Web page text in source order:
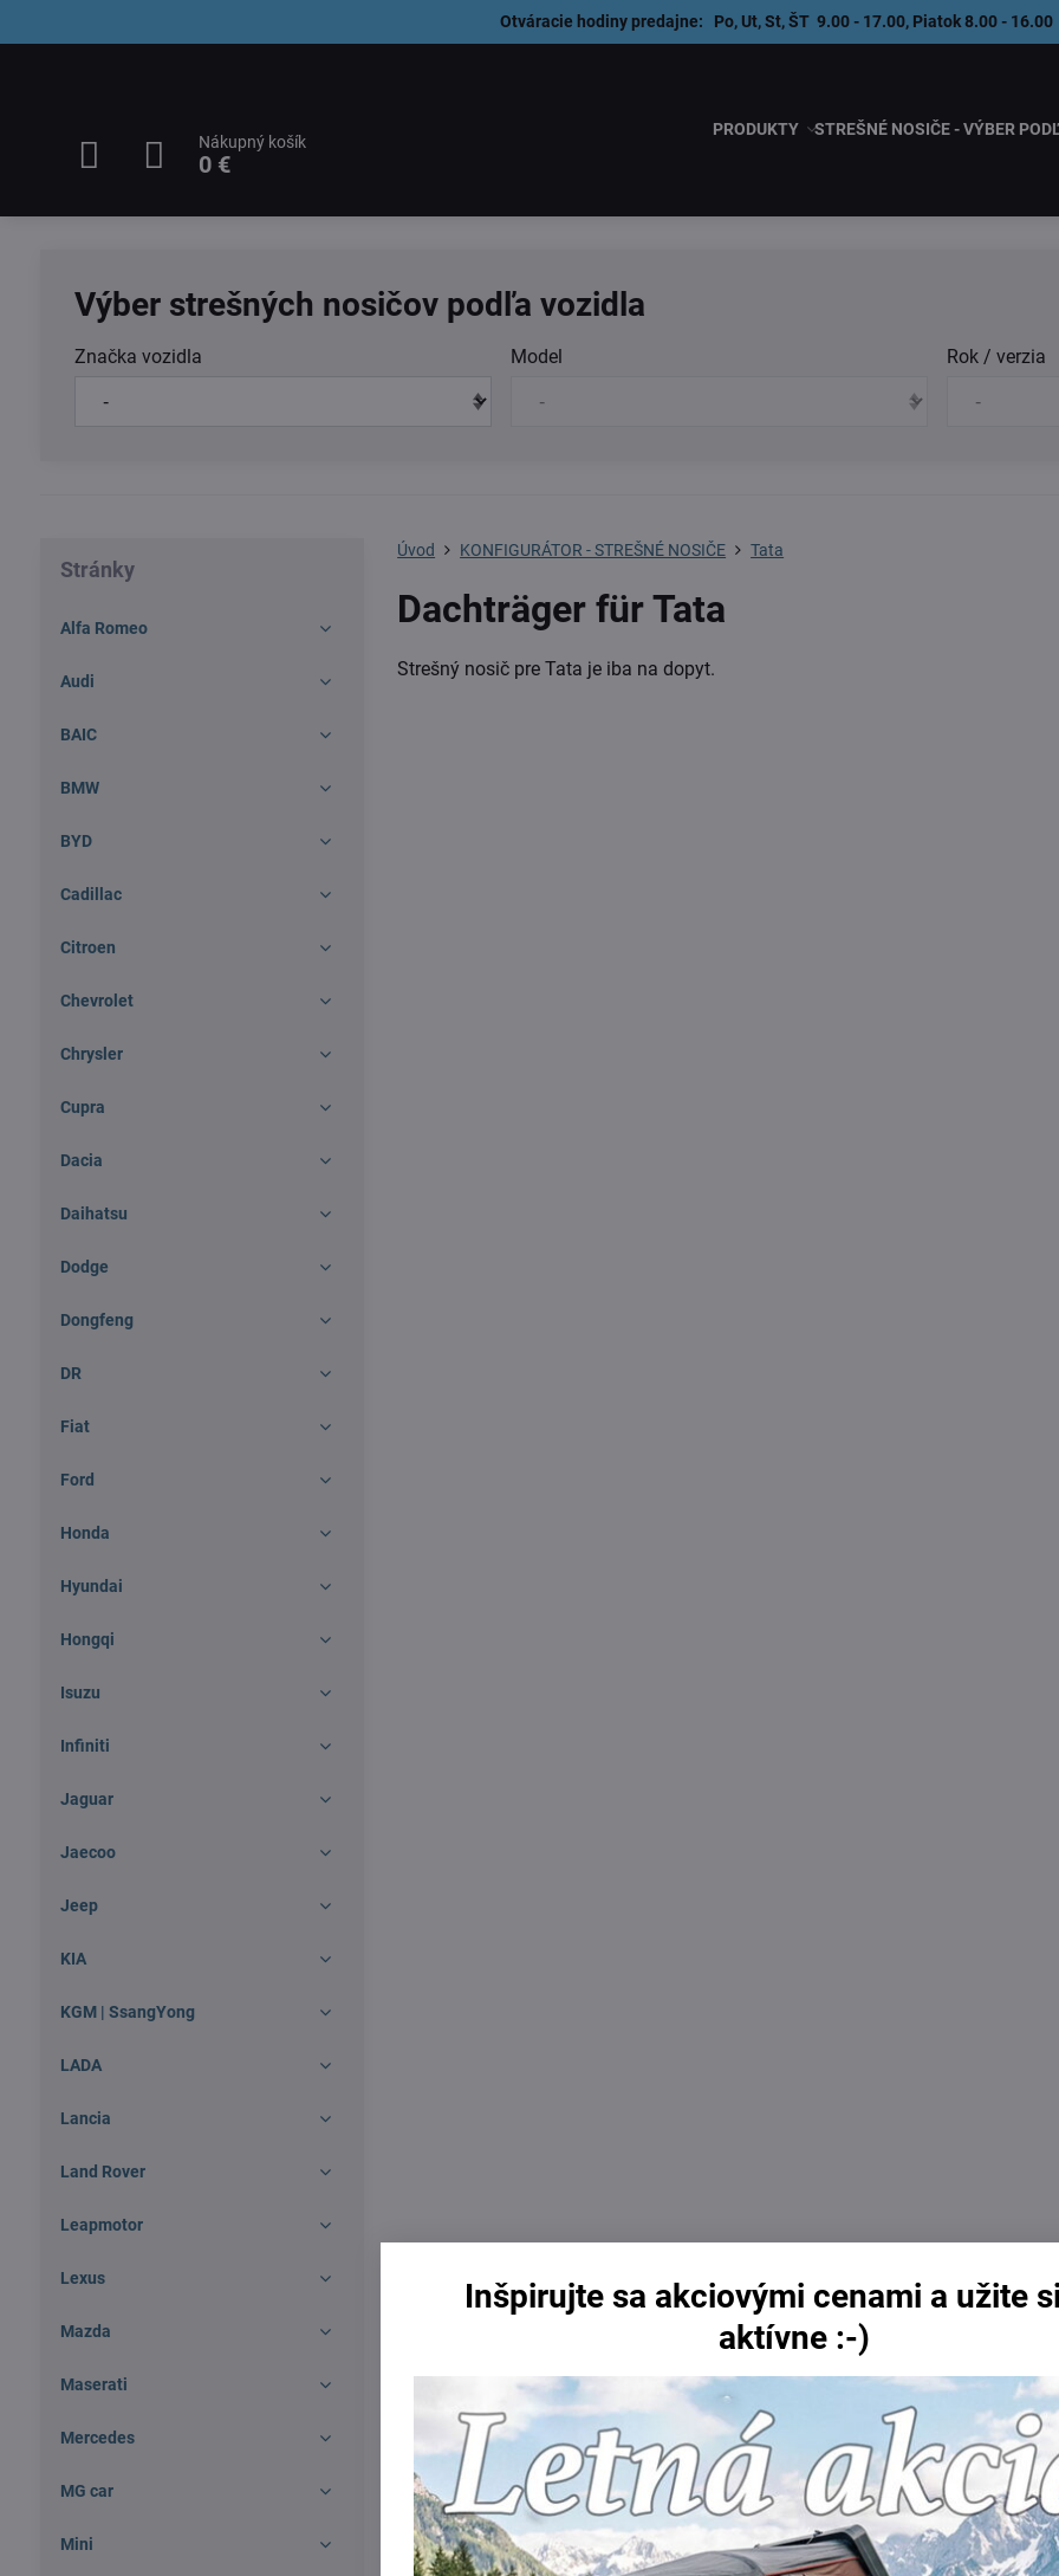
Otváracie hodiny predajne: Po, Ut, St, ŠT 9.00 - 17.00, Piatok 8.00 -
Nákupný košík
0 €
PRODUKTY STREŠNÉ NOSIČE - VÝBER
Výber strešných nosičov podľa vozidla
Značka vozidla Model Rok / verzia
Úvod KONFIGURÁTOR - STREŠNÉ NOSIČE Tata
Dachträger für Tata
Strešný nosič pre Tata je iba na dopyt.
Stránky
Alfa Romeo
Audi
BAIC
BMW
BYD
Cadillac
Citroen
Chevrolet
Chrysler
Cupra
Dacia
Daihatsu
Dodge
Dongfeng
DR
Fiat
Ford
Honda
Hyundai
Hongqi
Isuzu
Infiniti
Jaguar
Jaecoo
Jeep
KIA
KGM | SsangYong
LADA
Lancia
Land Rover
Leapmotor
Lexus
Mazda
Maserati
Mercedes
MG car
Mini
Inšpirujte sa akciovými cenami a užite
aktívne :-)